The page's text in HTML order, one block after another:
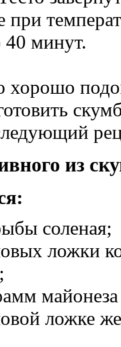
при
40 минут.
хорошо
из
соленая;
ложки
ложке